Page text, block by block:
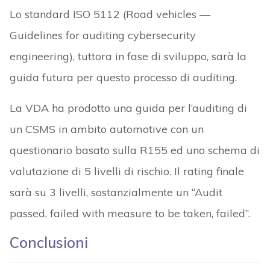
Lo standard ISO 5112 (Road vehicles —
Guidelines for auditing cybersecurity
engineering), tuttora in fase di sviluppo, sarà la
guida futura per questo processo di auditing.
La VDA ha prodotto una guida per l’auditing di
un CSMS in ambito automotive con un
questionario basato sulla R155 ed uno schema di
valutazione di 5 livelli di rischio. Il rating finale
sarà su 3 livelli, sostanzialmente un “Audit
passed, failed with measure to be taken, failed”.
Conclusioni